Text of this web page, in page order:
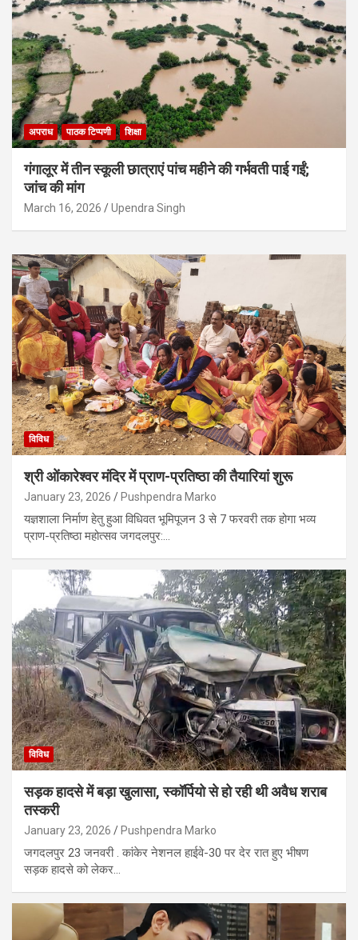
अपराध पाठक टिप्पणी शिक्षा
गंगालूर में तीन स्कूली छात्राएं पांच महीने की गर्भवती पाई गईं;
जांच की मांग
March 16, 2026 Upendra Singh
विविध
श्री ओंकारेश्वर मंदिर में प्राण-प्रतिष्ठा की तैयारियां शुरू
January 23, 2026 Pushpendra Marko
यज्ञशाला निर्माण हेतु हुआ विधिवत भूमिपूजन 3 से 7 फरवरी तक होगा भव्य
प्राण-प्रतिष्ठा महोत्सव जगदलपुर:…
विविध
सड़क हादसे में बड़ा खुलासा, स्कॉर्पियो से हो रही थी अवैध शराब
तस्करी
January 23, 2026 Pushpendra Marko
जगदलपुर 23 जनवरी . कांकेर नेशनल हाईवे-30 पर देर रात हुए भीषण
सड़क हादसे को लेकर…